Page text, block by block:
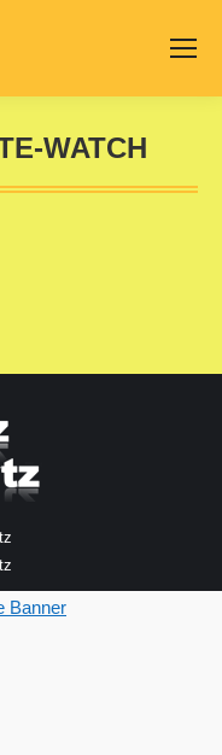
WATCH
sich hier:
Banner